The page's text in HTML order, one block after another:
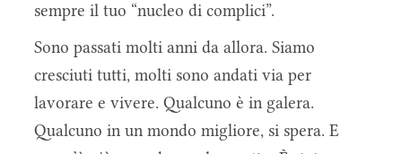
sempre il tuo “nucleo di complici”.
Sono passati molti anni da allora. Siamo
cresciuti tutti, molti sono andati via per
lavorare e vivere. Qualcuno è in galera.
Qualcuno in un mondo migliore, si spera. E